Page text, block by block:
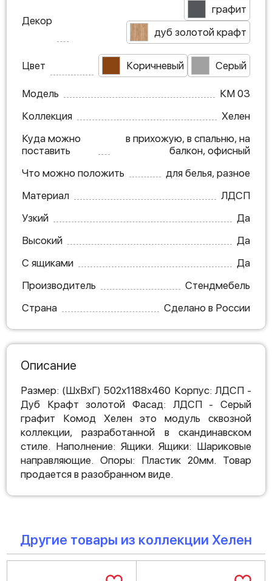
Декор
графит
дуб золотой крафт
Цвет Коричневый Серый
Модель
КМ 03
Коллекция
Хелен
Куда можно
поставить
в прихожую, в спальню, на
балкон, офисный
Что можно положить
для белья, разное
Материал
ЛДСП
Узкий
Да
Высокий
Да
С ящиками
Да
Производитель
Стендмебель
Страна
Сделано в России
Описание
Размер: (ШхВхГ) 502х1188х460 Корпус: ЛДСП -
Дуб Крафт золотой Фасад: ЛДСП - Cерый
графит Комод Хелен это модуль сквозной
коллекции, разработанной в скандинавском
стиле. Наполнение: Ящики. Ящики: Шариковые
направляющие. Опоры: Пластик 20мм. Товар
продается в разобранном виде.
Другие товары из коллекции Хелен